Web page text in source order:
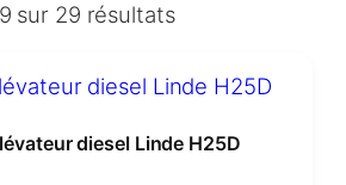
sur 29 résultats
diesel Linde H25D